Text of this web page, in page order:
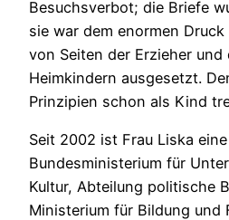
Besuchsverbot; die Briefe
sie war dem enormen
von Seiten der Erzieher und
Heimkindern ausgesetzt.
Prinzipien schon als Kind
Seit 2002 ist Frau Liska
Bundesministerium für
Kultur, Abteilung politische
Ministerium für Bildung und